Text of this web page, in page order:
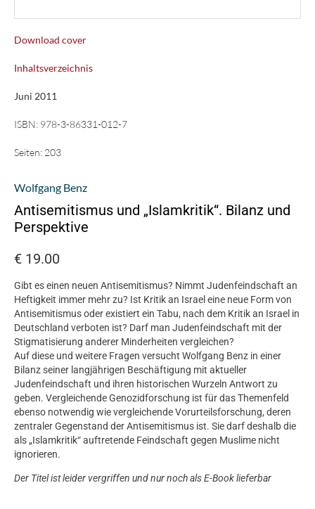
Download cover
Inhaltsverzeichnis
Juni 2011
ISBN: 978-3-86331-012-7
Seiten: 203
Wolfgang Benz
Antisemitismus und „Islamkritik“. Bilanz und
Perspektive
€ 19.00
Gibt es einen neuen Antisemitismus? Nimmt Judenfeindschaft an
Heftigkeit immer mehr zu? Ist Kritik an Israel eine neue Form von
Antisemitismus oder existiert ein Tabu, nach dem Kritik an Israel in
Deutschland verboten ist? Darf man Judenfeindschaft mit der
Stigmatisierung anderer Minderheiten vergleichen?
Auf diese und weitere Fragen versucht Wolfgang Benz in einer
Bilanz seiner langjährigen Beschäftigung mit aktueller
Judenfeindschaft und ihren historischen Wurzeln Antwort zu
geben. Vergleichende Genozidforschung ist für das Themenfeld
ebenso notwendig wie vergleichende Vorurteilsforschung, deren
zentraler Gegenstand der Antisemitismus ist. Sie darf deshalb die
als „Islamkritik“ auftretende Feindschaft gegen Muslime nicht
ignorieren.
Der Titel ist leider vergriffen und nur noch als E-Book lieferbar